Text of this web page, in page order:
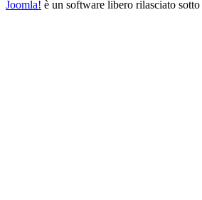
Joomla! è un software libero rilasciato sotto